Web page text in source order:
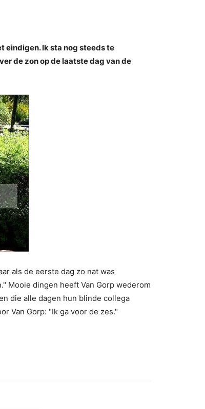
eindigen. Ik sta nog steeds te
de zon op de laatste dag van de
als de eerste dag zo nat was
Mooie dingen heeft Van Gorp wederom
die alle dagen hun blinde collega
Van Gorp: "Ik ga voor de zes."